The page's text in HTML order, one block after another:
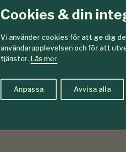
Cookies & din
Vi använder cookies för att ge dig
användarupplevelsen och för att
tjänster. Läs mer
Anpassa Avvisa alla